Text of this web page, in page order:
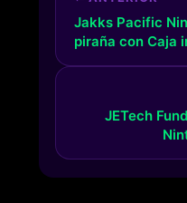
Jakks Pacific
piraña con Caja
JETech